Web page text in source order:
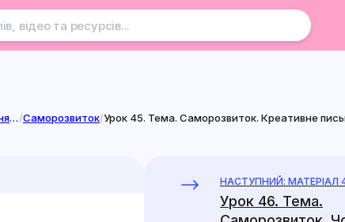
Нонфікшн: що таке нехудожня література?/Саморозвиток/Урок 45. Тема. Саморозвиток. Креативне
НАСТУПНИЙ: МАТЕРІАЛ
Урок 46. Тема.